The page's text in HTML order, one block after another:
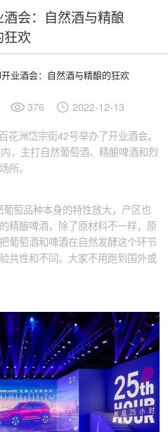
会：自然酒与精酿
狂欢
业酒会：自然酒与精酿的狂欢
376 2022-12-13
洲岱宗街42号举办了开业酒会。
，主打自然葡萄酒、精酿啤酒和烈
所。
萄品种本身的特性放大，产区也
精酿啤酒，除了原材料不一样，原
葡萄酒和啤酒在自然发酵这个环节
共性和不同。大家不用跑到国外或